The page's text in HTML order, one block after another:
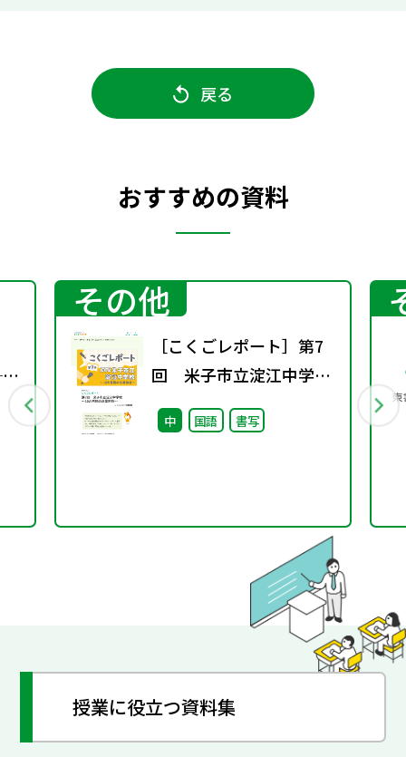
戻る
おすすめの資料
その他
［こくごレポート］第7
回 米子市立淀江中学校
～10か月間の卒業制作～
中 国語 書写
授業に役立つ資料集